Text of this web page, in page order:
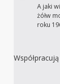
A jaki
żółw
roku